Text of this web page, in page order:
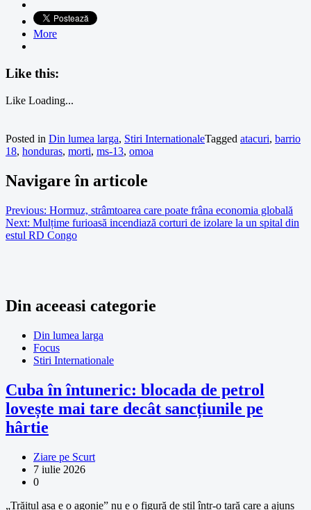
More
Like this:
Like Loading...
Posted in Din lumea larga, Stiri InternationaleTagged atacuri, barrio
18, honduras, morti, ms-13, omoa
Navigare în articole
Previous: Hormuz, strâmtoarea care poate frâna economia globală
Next: Mulțime furioasă incendiază corturi de izolare la un spital din
estul RD Congo
Din aceeasi categorie
Din lumea larga
Focus
Stiri Internationale
Cuba în întuneric: blocada de petrol
lovește mai tare decât sancțiunile pe
hârtie
Ziare pe Scurt
7 iulie 2026
0
„Trăitul așa e o agonie” nu e o figură de stil într-o țară care a ajuns